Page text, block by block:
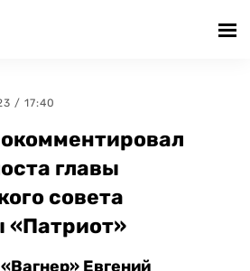
/ 17:40
главы
совета
«Патриот»
Евгений